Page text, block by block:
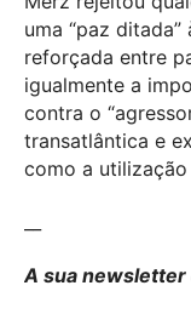
uma “paz
reforçada entre
igualmente a
contra o
transatlântica e
como a
A sua newsletter